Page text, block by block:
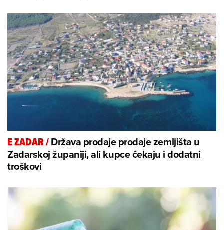
E ZADAR/Država prodaje prodaje zemljišta u
Zadarskoj županiji, ali kupce čekaju i dodatni
troškovi